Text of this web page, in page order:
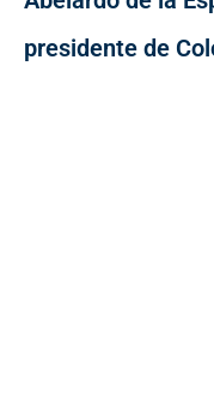
presidente de